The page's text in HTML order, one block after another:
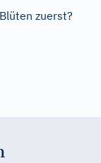
zuerst?